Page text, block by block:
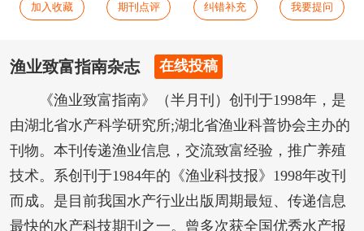
加入收藏 期刊点评 纠错补充 我要提问
渔业致富指南杂志 在线投稿
《渔业致富指南》（半月刊）创刊于1998年，是
由湖北省水产科学研究所;湖北省渔业科普协会主办的
刊物。本刊传递渔业信息，交流致富经验，推广养殖
技术。系创刊于1984年的《渔业科技报》1998年改刊
而成。是目前我国水产行业出版周期最短、传递信息
最快的水产科技期刊之一。曾多次获全国优秀水产报